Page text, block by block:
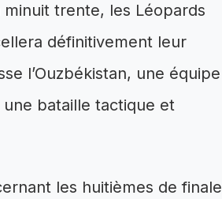
trente, les Léopards
définitivement leur
l’Ouzbékistan, une équipe
bataille tactique et
les huitièmes de finale